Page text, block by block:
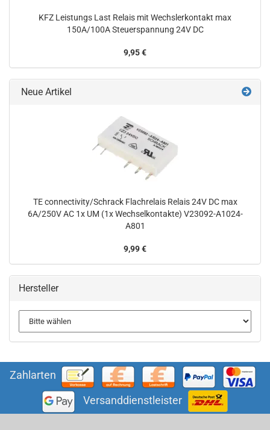
KFZ Leistungs Last Relais mit Wechslerkontakt max
150A/100A Steuerspannung 24V DC
9,95 €
Neue Artikel
TE connectivity/Schrack Flachrelais Relais 24V DC max
6A/250V AC 1x UM (1x Wechselkontakte) V23092-A1024-
A801
9,99 €
Hersteller
Zahlarten
Versanddienstleister